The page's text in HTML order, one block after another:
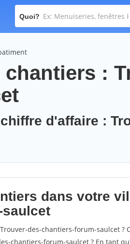
Quoi?
:
d'affaire :
dans votre
des-chantiers-forum-saulcet ?
chantiers-forum-saulcet ? En tant